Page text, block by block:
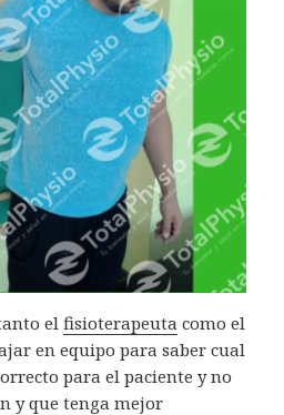
elfisioterapeuta como el
en equipo para saber cual
para el paciente y no
y que tenga mejor